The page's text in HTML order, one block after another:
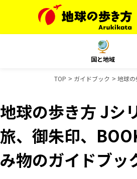
国と地域
TOP ガイドブック 地球の
地球の歩き方 Jシ
旅、御朱印、
み物のガイドブッ